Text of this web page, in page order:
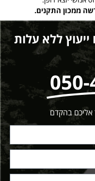
ממכון התקנים.
ללא עלות
אליכם בהקדם